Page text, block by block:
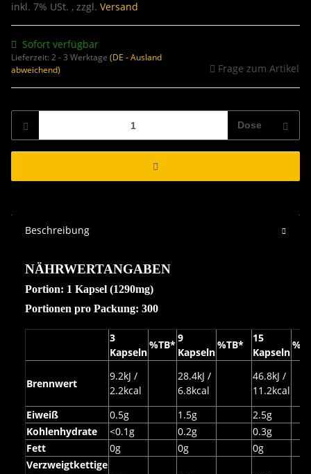
inkl. 7% USt. , zzgl. Versand
Sofort verfügbar
Lieferzeit: 2 - 3 Werktage (DE - Ausland
abweichend)
Frage zum Artikel
Dose
Beschreibung
NÄHRWERTANGABEN
Portion: 1 Kapsel (1290mg)
Portionen pro Packung: 300
3
Kapseln
%TB*
9
Kapseln
%TB*
15
Kapseln
Brennwert
9.2kJ /
2.2kcal
28.4kJ /
6.8kcal
46.8kJ /
11.2kcal
Eiweiß
0.5g 1.5g
2.5g
Kohlenhydrate
<0.1g 0.2g
0.3g
Fett
0g 0g
0g
Verzweigtkettige